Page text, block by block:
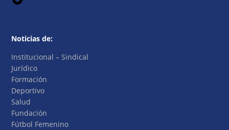
Noticias de:
Institucional – Sindical
Jurídico
Formación
Deportivo
Salud
Fundación
Fútbol Femenino